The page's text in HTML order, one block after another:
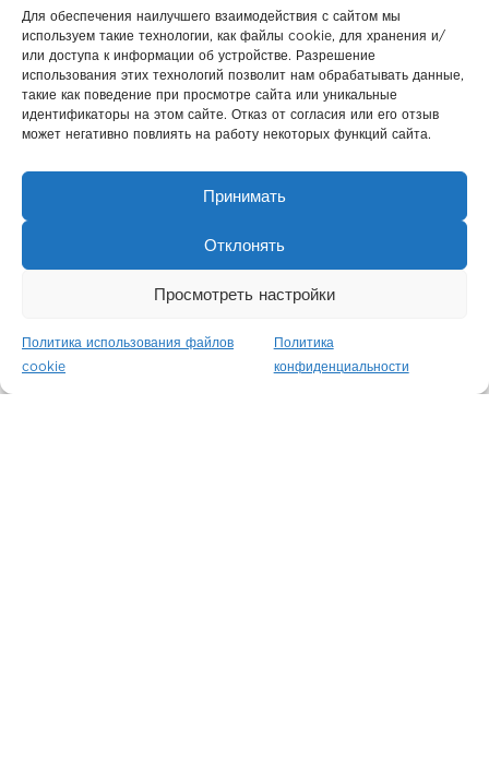
Для обеспечения наилучшего взаимодействия с сайтом мы
используем такие технологии, как файлы cookie, для хранения и/
или доступа к информации об устройстве. Разрешение
использования этих технологий позволит нам обрабатывать данные,
такие как поведение при просмотре сайта или уникальные
идентификаторы на этом сайте. Отказ от согласия или его отзыв
может негативно повлиять на работу некоторых функций сайта.
Принимать
Отклонять
Просмотреть настройки
Политика использования файлов
cookie
Политика
конфиденциальности
Park Modern
Лондон / Англия